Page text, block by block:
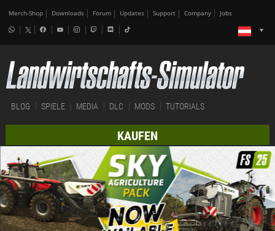
Merch-Shop Downloads Forum Updates Support Company Jobs
BLOG SPIELE MEDIA DLC MODS TUTORIALS
KAUFEN